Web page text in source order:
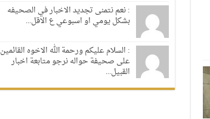
: نعم نتمنى تجديد الاخبار في الصحيفه
بشكل يومي او اسبوعي ع الاقل...
: السلام عليكم ورحمة الله الاخوه القائمين
على صحيفة حواله نرجو متابعة اخبار
القبيل...